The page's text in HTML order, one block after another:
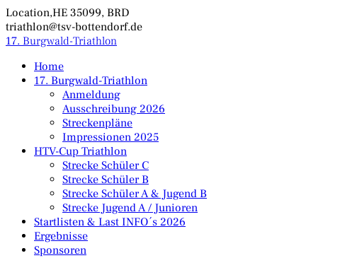
Zum
Inhalt
springen
Location,HE 35099, BRD
triathlon@tsv-bottendorf.de
17. Burgwald-Triathlon
Home
17. Burgwald-Triathlon
Anmeldung
Ausschreibung 2026
Streckenpläne
Impressionen 2025
HTV-Cup Triathlon
Strecke Schüler C
Strecke Schüler B
Strecke Schüler A & Jugend B
Strecke Jugend A / Junioren
Startlisten & Last INFO´s 2026
Ergebnisse
Sponsoren